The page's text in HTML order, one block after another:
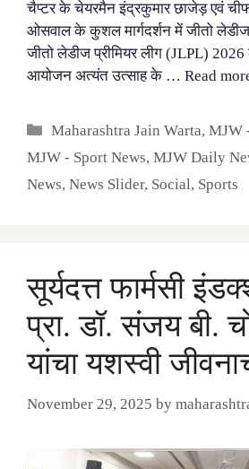
चैप्टर के चेयरमैन इंद्रकुमार छाजेड़ एवं
ओसवाल के कुशल मार्गदर्शन में जीतो लेडीज
जीतो लेडीज प्रीमियर लीग (JLPL)
आयोजन अत्यंत उत्साह के … Read
Categories
Maharashtra Jain Warta,MJW
MJW - Sport News, MJW Daily
News, News Slider, Social, Sports
सूर्यदत्त फार्मसी
प्रा. डॉ. संजय बी.
यांचा यशस्वी
November 29, 2025 by